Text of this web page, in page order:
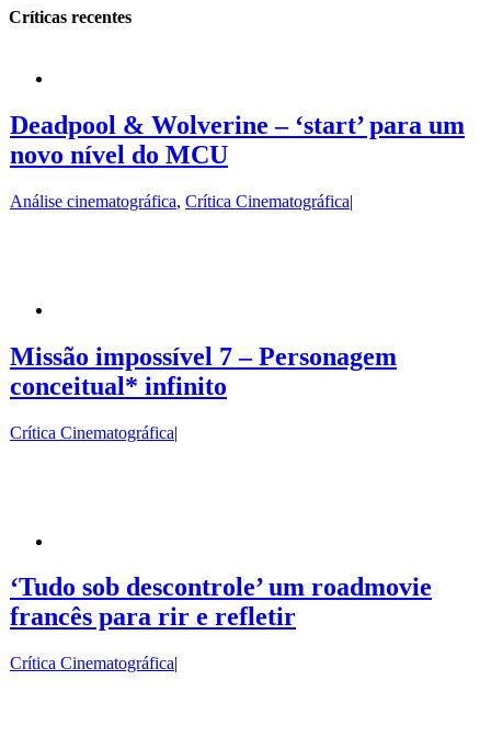
Críticas recentes
Deadpool & Wolverine – ‘start’ para um
novo nível do MCU
Análise cinematográfica, Crítica Cinematográfica|
Missão impossível 7 – Personagem
conceitual* infinito
Crítica Cinematográfica|
‘Tudo sob descontrole’ um roadmovie
francês para rir e refletir
Crítica Cinematográfica|